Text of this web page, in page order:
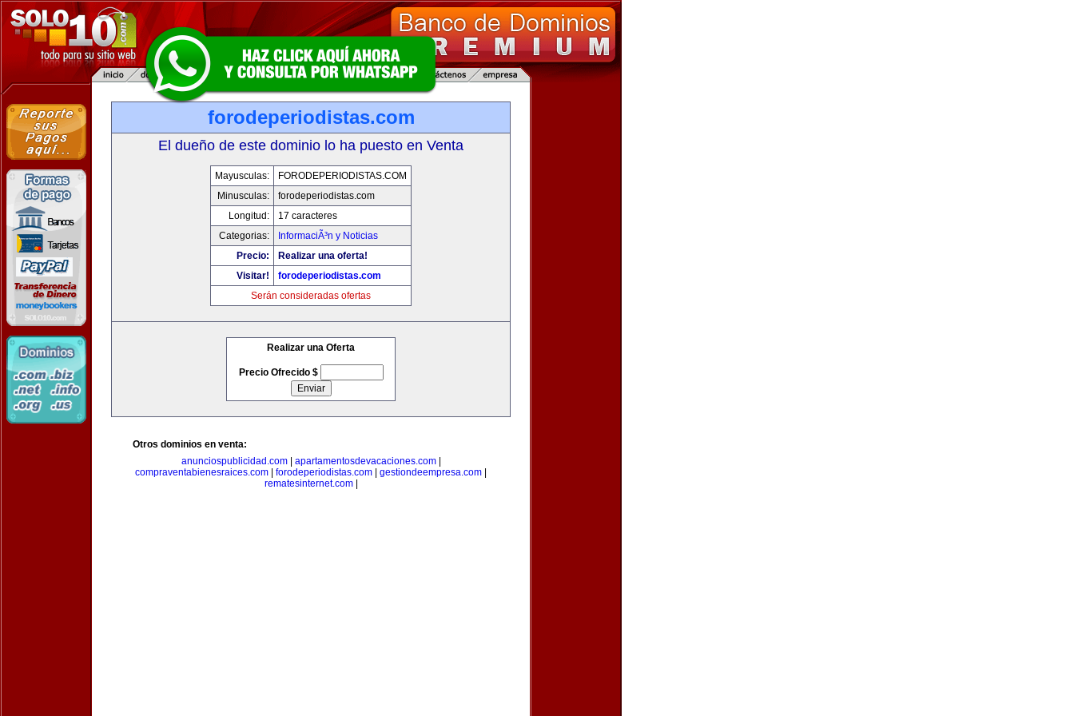
forodeperiodistas.com
El dueño de este dominio lo ha puesto en Venta
Mayusculas:
FORODEPERIODISTAS.COM
Minusculas:
forodeperiodistas.com
Longitud:
17 caracteres
Categorias:
InformaciÃ³n y Noticias
Precio:
Realizar una oferta!
Visitar!
forodeperiodistas.com
Serán consideradas ofertas
Realizar una Oferta
Precio Ofrecido $
Otros dominios en venta:
anunciospublicidad.com| apartamentosdevacaciones.com|
compraventabienesraices.com
forodeperiodistas.com gestiondeempresa.com
rematesinternet.com|